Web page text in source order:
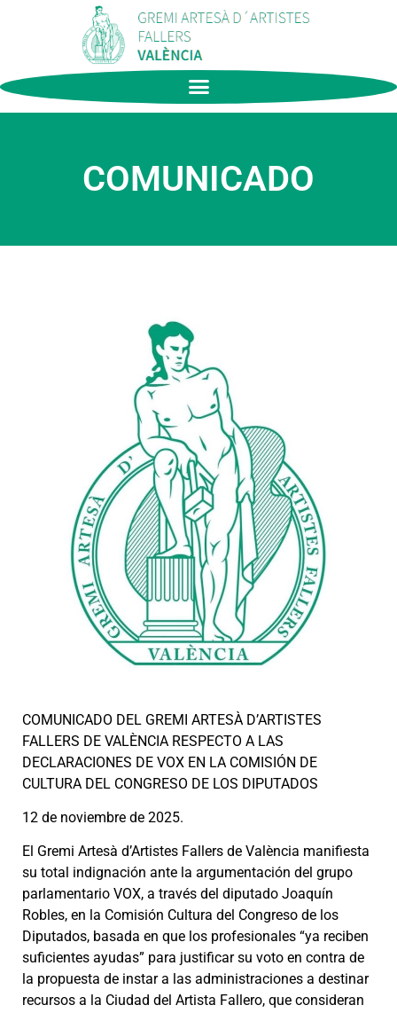
COMUNICADO
COMUNICADO DEL GREMI ARTESÀ D’ARTISTES
FALLERS DE VALÈNCIA RESPECTO A LAS
DECLARACIONES DE VOX EN LA COMISIÓN DE
CULTURA DEL CONGRESO DE LOS DIPUTADOS
12 de noviembre de 2025.
El Gremi Artesà d’Artistes Fallers de València manifiesta
su total indignación ante la argumentación del grupo
parlamentario VOX, a través del diputado Joaquín
Robles, en la Comisión Cultura del Congreso de los
Diputados, basada en que los profesionales “ya reciben
suficientes ayudas” para justificar su voto en contra de
la propuesta de instar a las administraciones a destinar
recursos a la Ciudad del Artista Fallero, que consideran